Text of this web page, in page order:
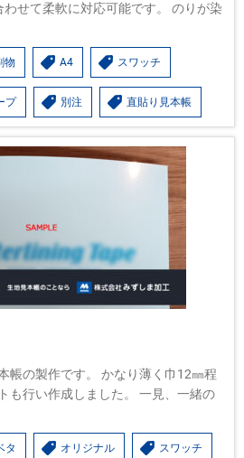
せて柔軟に対応可能です。 のりが染
物 A4 スワッチ
プ 別注 直貼り見本帳
帳の製作です。 かなり薄く巾12㎜程
も行い作成しました。 一見、一緒の
タ オリジナル スワッチ